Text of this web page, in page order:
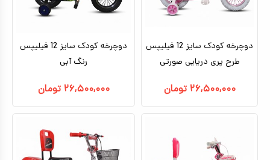
دوچرخه کودک سایز 12 فیلیپس
طرح پری دریایی صورتی
۲۶,۵۰۰,۰۰۰ تومان
دوچرخه کودک سایز 12 فیلیپس
رنگ آبی
۲۶,۵۰۰,۰۰۰ تومان